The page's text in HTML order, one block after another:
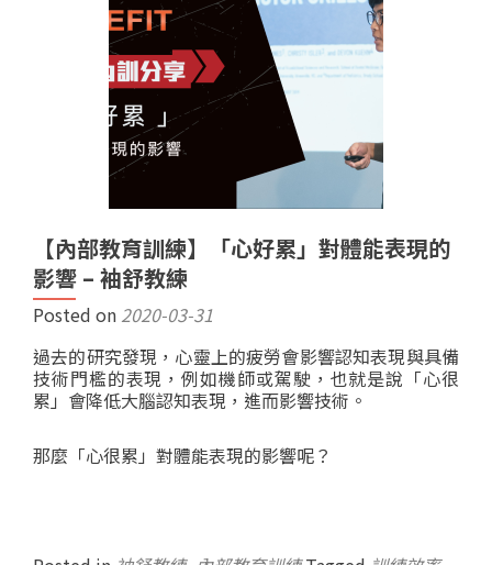
【內部教育訓練】「心好累」對體能表現的
影響 – 袖舒教練
Posted on 2020-03-31
過去的研究發現，心靈上的疲勞會影響認知表現與具備
技術門檻的表現，例如機師或駕駛，也就是說「心很
累」會降低大腦認知表現，進而影響技術。
那麼「心很累」對體能表現的影響呢？